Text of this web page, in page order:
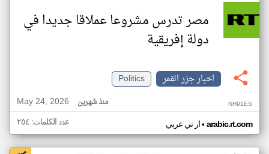
مصر تدرس مشروعا عملاقا جديدا في
دولة إفريقية
اخبار جزر القمر
Politics
May 24, 2026
منذ شهرين NH91ES
ار تي عربي• arabic.rt.com عدد الكلمات: ٢٥٤